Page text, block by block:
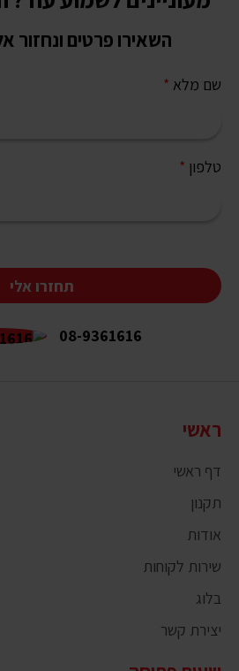
השאירו פרטים ונחזור
שם מלא *
טלפון *
תחזרו אלי
08-9361616
ראשי
דף ראשי
תקנון
אודות
שירות לקוחות
בלוג
יצירת קשר